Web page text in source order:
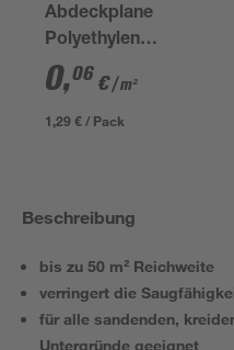
Abdeckplane
Polyethylen
transparent 4 x 5 m
0,06 €/ m²
1,29 € / Pack
Beschreibung
bis zu 50 m² Reichweite
verringert die
für alle sandenden,
Untergründe geeignet